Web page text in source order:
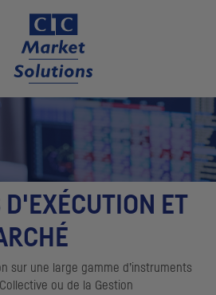
ET
sur une large gamme d’instruments
ou de la Gestion